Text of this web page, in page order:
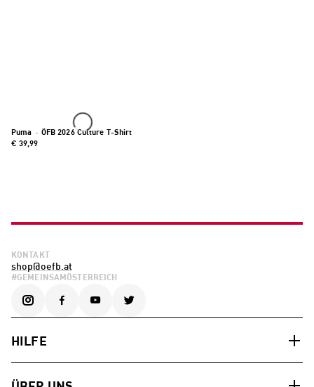
Puma · ÖFB 2026 Culture T-Shirt
€ 39,99
KONTAKT
shop@oefb.at
#GEMEINSAMÖSTERREICH
HILFE